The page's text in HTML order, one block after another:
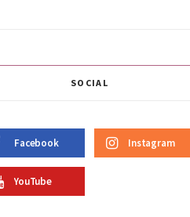
SOCIAL
Facebook Instagram
YouTube